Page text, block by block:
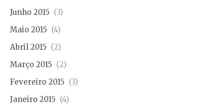
Junho 2015 (3)
Maio 2015 (4)
Abril 2015 (2)
Março 2015 (2)
Fevereiro 2015 (3)
Janeiro 2015 (4)